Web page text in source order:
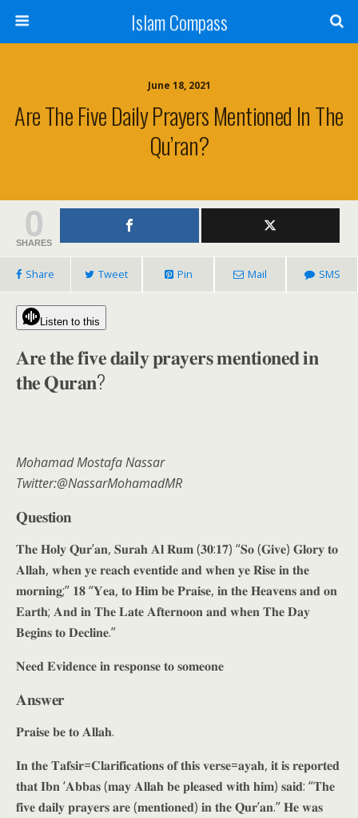
Islam Compass
June 18, 2021
Are The Five Daily Prayers Mentioned In The
Qu’ran?
0
SHARES
Share Tweet Pin Mail SMS
Listen to this
𝐀𝐫𝐞 𝐭𝐡𝐞 𝐟𝐢𝐯𝐞 𝐝𝐚𝐢𝐥𝐲 𝐩𝐫𝐚𝐲𝐞𝐫𝐬 𝐦𝐞𝐧𝐭𝐢𝐨𝐧𝐞𝐝 𝐢𝐧
𝐭𝐡𝐞 𝐐𝐮𝐫𝐚𝐧?
Mohamad Mostafa Nassar
Twitter:@NassarMohamadMR
𝐐𝐮𝐞𝐬𝐭𝐢𝐨𝐧
𝐓𝐡𝐞 𝐇𝐨𝐥𝐲 𝐐𝐮𝐫’𝐚𝐧, 𝐒𝐮𝐫𝐚𝐡 𝐀𝐥 𝐑𝐮𝐦 (𝟑𝟎:𝟏𝟕) “𝐒𝐨 (𝐆𝐢𝐯𝐞) 𝐆𝐥𝐨𝐫𝐲 𝐭𝐨
𝐀𝐥𝐥𝐚𝐡, 𝐰𝐡𝐞𝐧 𝐲𝐞 𝐫𝐞𝐚𝐜𝐡 𝐞𝐯𝐞𝐧𝐭𝐢𝐝𝐞 𝐚𝐧𝐝 𝐰𝐡𝐞𝐧 𝐲𝐞 𝐑𝐢𝐬𝐞 𝐢𝐧 𝐭𝐡𝐞
𝐦𝐨𝐫𝐧𝐢𝐧𝐠;” 𝟏𝟖 “𝐘𝐞𝐚, 𝐭𝐨 𝐇𝐢𝐦 𝐛𝐞 𝐏𝐫𝐚𝐢𝐬𝐞, 𝐢𝐧 𝐭𝐡𝐞 𝐇𝐞𝐚𝐯𝐞𝐧𝐬 𝐚𝐧𝐝 𝐨𝐧
𝐄𝐚𝐫𝐭𝐡; 𝐀𝐧𝐝 𝐢𝐧 𝐓𝐡𝐞 𝐋𝐚𝐭𝐞 𝐀𝐟𝐭𝐞𝐫𝐧𝐨𝐨𝐧 𝐚𝐧𝐝 𝐰𝐡𝐞𝐧 𝐓𝐡𝐞 𝐃𝐚𝐲
𝐁𝐞𝐠𝐢𝐧𝐬 𝐭𝐨 𝐃𝐞𝐜𝐥𝐢𝐧𝐞.”
𝐍𝐞𝐞𝐝 𝐄𝐯𝐢𝐝𝐞𝐧𝐜𝐞 𝐢𝐧 𝐫𝐞𝐬𝐩𝐨𝐧𝐬𝐞 𝐭𝐨 𝐬𝐨𝐦𝐞𝐨𝐧𝐞
𝐀𝐧𝐬𝐰𝐞𝐫
𝐏𝐫𝐚𝐢𝐬𝐞 𝐛𝐞 𝐭𝐨 𝐀𝐥𝐥𝐚𝐡.
𝐈𝐧 𝐭𝐡𝐞 𝐓𝐚𝐟𝐬𝐢𝐫=𝐂𝐥𝐚𝐫𝐢𝐟𝐢𝐜𝐚𝐭𝐢𝐨𝐧𝐬 𝐨𝐟 𝐭𝐡𝐢𝐬 𝐯𝐞𝐫𝐬𝐞=𝐚𝐲𝐚𝐡, 𝐢𝐭 𝐢𝐬 𝐫𝐞𝐩𝐨𝐫𝐭𝐞𝐝
𝐭𝐡𝐚𝐭 𝐈𝐛𝐧 ‘𝐀𝐛𝐛𝐚𝐬 (𝐦𝐚𝐲 𝐀𝐥𝐥𝐚𝐡 𝐛𝐞 𝐩𝐥𝐞𝐚𝐬𝐞𝐝 𝐰𝐢𝐭𝐡 𝐡𝐢𝐦) 𝐬𝐚𝐢𝐝: “𝐓𝐡𝐞
𝐟𝐢𝐯𝐞 𝐝𝐚𝐢𝐥𝐲 𝐩𝐫𝐚𝐲𝐞𝐫𝐬 𝐚𝐫𝐞 (𝐦𝐞𝐧𝐭𝐢𝐨𝐧𝐞𝐝) 𝐢𝐧 𝐭𝐡𝐞 𝐐𝐮𝐫’𝐚𝐧.” 𝐇𝐞 𝐰𝐚𝐬